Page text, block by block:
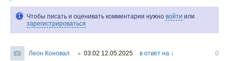
Чтобы писать и оценивать комментарии нужно войти или
зарегистрироваться
Леон Коновал ○ 03:02 12.05.2025 в ответ на ↓
0